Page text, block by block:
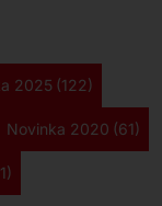
2025 (122)
Novinka 2020 (61)